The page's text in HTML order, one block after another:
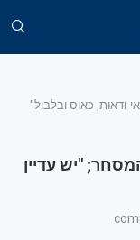
ודאות, כאוס ובלבול"
"יש עדיין